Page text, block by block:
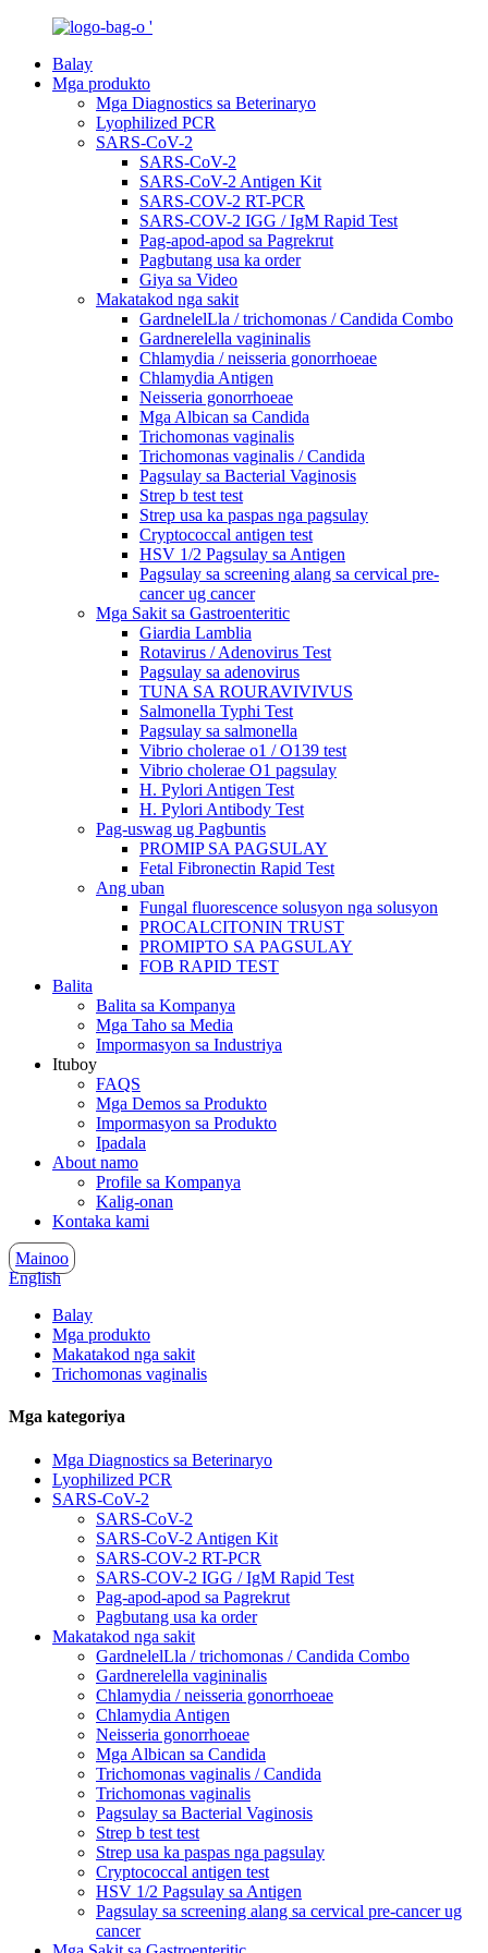
Balay
Mga produkto
Mga Diagnostics sa Beterinaryo
Lyophilized PCR
SARS-CoV-2
SARS-CoV-2
SARS-CoV-2 Antigen Kit
SARS-COV-2 RT-PCR
SARS-COV-2 IGG / IgM Rapid Test
Pag-apod-apod sa Pagrekrut
Pagbutang usa ka order
Giya sa Video
Makatakod nga sakit
GardnelelLla / trichomonas / Candida Combo
Gardnerelella vagininalis
Chlamydia / neisseria gonorrhoeae
Chlamydia Antigen
Neisseria gonorrhoeae
Mga Albican sa Candida
Trichomonas vaginalis
Trichomonas vaginalis / Candida
Pagsulay sa Bacterial Vaginosis
Strep b test test
Strep usa ka paspas nga pagsulay
Cryptococcal antigen test
HSV 1/2 Pagsulay sa Antigen
Pagsulay sa screening alang sa cervical pre-
cancer ug cancer
Mga Sakit sa Gastroenteritic
Giardia Lamblia
Rotavirus / Adenovirus Test
Pagsulay sa adenovirus
TUNA SA ROURAVIVIVUS
Salmonella Typhi Test
Pagsulay sa salmonella
Vibrio cholerae o1 / O139 test
Vibrio cholerae O1 pagsulay
H. Pylori Antigen Test
H. Pylori Antibody Test
Pag-uswag ug Pagbuntis
PROMIP SA PAGSULAY
Fetal Fibronectin Rapid Test
Ang uban
Fungal fluorescence solusyon nga solusyon
PROCALCITONIN TRUST
PROMIPTO SA PAGSULAY
FOB RAPID TEST
Balita
Balita sa Kompanya
Mga Taho sa Media
Impormasyon sa Industriya
Ituboy
FAQS
Mga Demos sa Produkto
Impormasyon sa Produkto
Ipadala
About namo
Profile sa Kompanya
Kalig-onan
Kontaka kami
Mainoo
English
Balay
Mga produkto
Makatakod nga sakit
Trichomonas vaginalis
Mga kategoriya
Mga Diagnostics sa Beterinaryo
Lyophilized PCR
SARS-CoV-2
SARS-CoV-2
SARS-CoV-2 Antigen Kit
SARS-COV-2 RT-PCR
SARS-COV-2 IGG / IgM Rapid Test
Pag-apod-apod sa Pagrekrut
Pagbutang usa ka order
Makatakod nga sakit
GardnelelLla / trichomonas / Candida Combo
Gardnerelella vagininalis
Chlamydia / neisseria gonorrhoeae
Chlamydia Antigen
Neisseria gonorrhoeae
Mga Albican sa Candida
Trichomonas vaginalis / Candida
Trichomonas vaginalis
Pagsulay sa Bacterial Vaginosis
Strep b test test
Strep usa ka paspas nga pagsulay
Cryptococcal antigen test
HSV 1/2 Pagsulay sa Antigen
Pagsulay sa screening alang sa cervical pre-cancer ug
cancer